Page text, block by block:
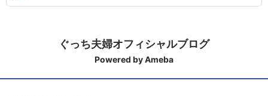
ぐっち夫婦オフィシャルブログ
Powered by Ameba